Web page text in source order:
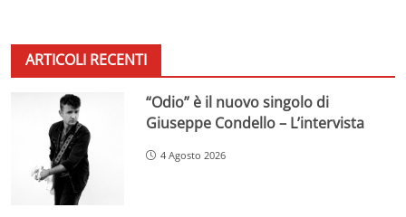
ARTICOLI RECENTI
“Odio” è il nuovo singolo di
Giuseppe Condello – L’intervista
4 Agosto 2026